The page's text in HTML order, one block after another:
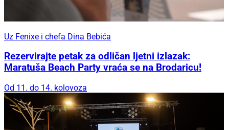
Uz Fenixe i chefa Dina Bebića
Rezervirajte petak za odličan ljetni izlazak:
Maratuša Beach Party vraća se na Brodaricu!
Od 11. do 14. kolovoza